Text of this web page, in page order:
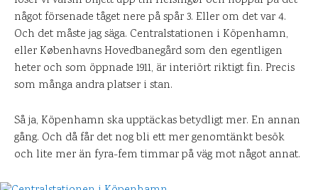
något försenade tåget nere på spår 3. Eller om det var 4.
Och det måste jag säga. Centralstationen i Köpenhamn,
eller Københavns Hovedbanegård som den egentligen
heter och som öppnade 1911, är interiört riktigt fin. Precis
som många andra platser i stan.
Så ja, Köpenhamn ska upptäckas betydligt mer. En annan
gång. Och då får det nog bli ett mer genomtänkt besök
och lite mer än fyra-fem timmar på väg mot något annat.